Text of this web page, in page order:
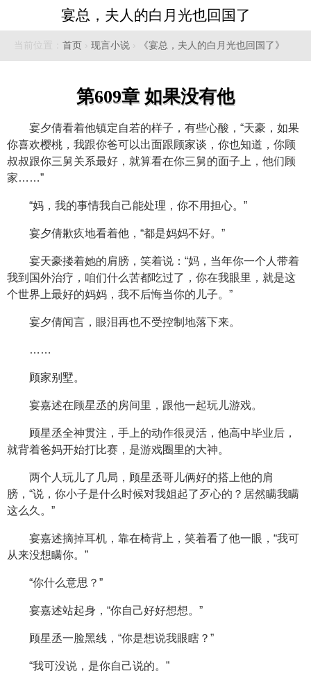
宴总，夫人的白月光也回国了
当前位置： 首页 › 现言小说 › 《宴总，夫人的白月光也回国了》
第609章 如果没有他
宴夕倩看着他镇定自若的样子，有些心酸，“天豪，如果
你喜欢樱桃，我跟你爸可以出面跟顾家谈，你也知道，你顾
叔叔跟你三舅关系最好，就算看在你三舅的面子上，他们顾
家……”
“妈，我的事情我自己能处理，你不用担心。”
宴夕倩歉疚地看着他，“都是妈妈不好。”
宴天豪搂着她的肩膀，笑着说：“妈，当年你一个人带着
我到国外治疗，咱们什么苦都吃过了，你在我眼里，就是这
个世界上最好的妈妈，我不后悔当你的儿子。”
宴夕倩闻言，眼泪再也不受控制地落下来。
……
顾家别墅。
宴嘉述在顾星丞的房间里，跟他一起玩儿游戏。
顾星丞全神贯注，手上的动作很灵活，他高中毕业后，
就背着爸妈开始打比赛，是游戏圈里的大神。
两个人玩儿了几局，顾星丞哥儿俩好的搭上他的肩
膀，“说，你小子是什么时候对我姐起了歹心的？居然瞒我瞒
这么久。”
宴嘉述摘掉耳机，靠在椅背上，笑着看了他一眼，“我可
从来没想瞒你。”
“你什么意思？”
宴嘉述站起身，“你自己好好想想。”
顾星丞一脸黑线，“你是想说我眼瞎？”
“我可没说，是你自己说的。”